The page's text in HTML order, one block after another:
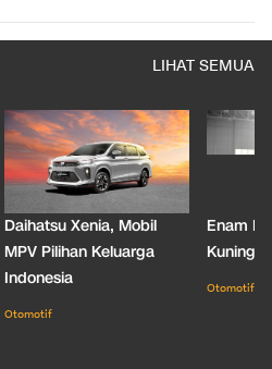
LIHAT SEMUA
Daihatsu Xenia, Mobil
MPV Pilihan Keluarga
Indonesia
Otomotif
Enam
Kuning
Otomotif